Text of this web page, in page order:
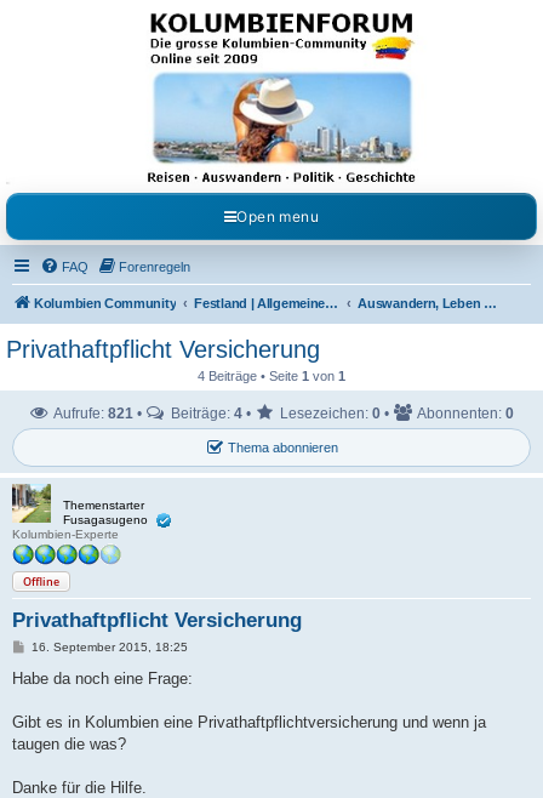
Kolumbienforum - Das
grosse Forum der
Freunde Kolumbiens
Reisen, Auswandern, Kultur, Politik, Geschichte und Visum in Kolumbien und Venezuela.
Austausch, Erfahrungen und Gemeinschaft im Kolumbienforum
Open menu
FAQ Forenregeln
Kolumbien Community Festland | Allgemeine Fragen Auswandern, Leben & Arbeiten in Kolumbien
Privathaftpflicht Versicherung
4 Beiträge • Seite 1 von 1
Thema abonnieren
Aufrufe: 821 • Beiträge: 4 • Lesezeichen: 0 • Abonnenten: 0
Themenstarter
Fusagasugeno
Kolumbien-Experte
Offline
Privathaftpflicht Versicherung
B
i
a
16. September 2015, 18:25
Habe da noch eine Frage:
Gibt es in Kolumbien eine Privathaftpflichtversicherung und wenn ja
taugen die was?
Danke für die Hilfe.